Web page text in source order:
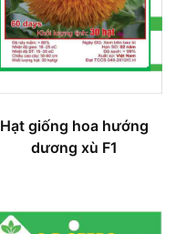
Hạt giống hoa hướng
dương xù F1